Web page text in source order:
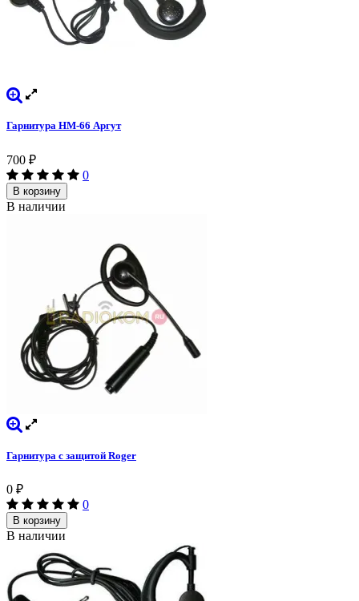
Гарнитура HM-66 Аргут
700 ₽
0
В корзину
В наличии
Гарнитура с защитой Roger
0 ₽
0
В корзину
В наличии